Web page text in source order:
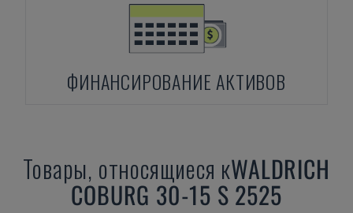
ФИНАНСИРОВАНИЕ АКТИВОВ
Товары, относящиеся кWALDRICH
COBURG 30-15 S 2525